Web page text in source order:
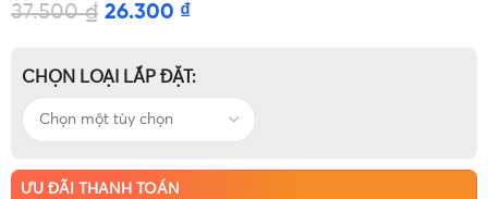
37.500₫ 26.300 ₫
CHỌN LOẠI LẮP ĐẶT
ƯU ĐÃI THANH TOÁN